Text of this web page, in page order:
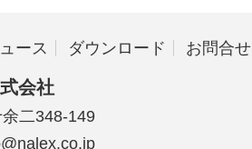
ース ダウンロード お問合せ
会社
二348-149